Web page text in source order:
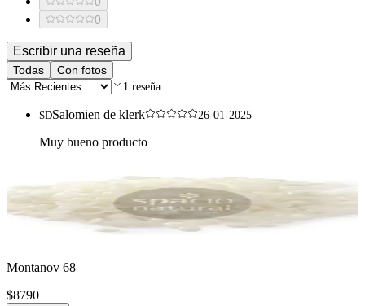
0
Escribir una reseña
Todas Con fotos
1 reseña
SDSalomien de klerk 26-01-2025
Muy bueno producto
Montanov 68
$8790